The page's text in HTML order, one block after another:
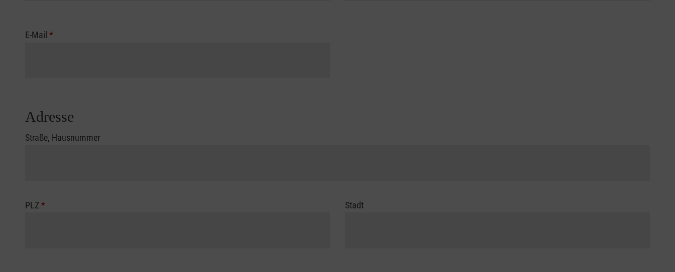
E-Mail *
Adresse
Straße, Hausnummer
PLZ* Stadt